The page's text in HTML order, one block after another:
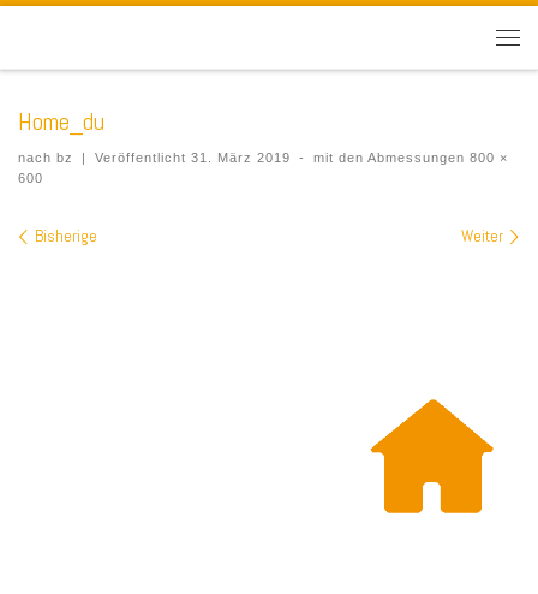
Home_du
nach bz | Veröffentlicht31. März 2019 - mit den Abmessungen 800 ×
600
Bilder Navigation
Bisherige Weiter